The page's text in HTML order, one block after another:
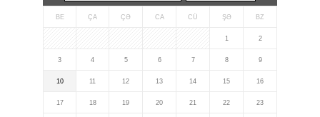
BE ÇA ÇƏ CA CÜ ŞƏ BZ
1 2
3 4 5 6 7 8 9
10 11 12 13 14 15 16
17 18 19 20 21 22 23